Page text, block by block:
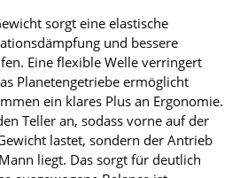
sorgt eine elastische
und bessere
Eine flexible Welle verringert
Planetengetriebe ermöglicht
ein klares Plus an Ergonomie.
Teller an, sodass vorne auf der
lastet, sondern der Antrieb
liegt. Das sorgt für deutlich